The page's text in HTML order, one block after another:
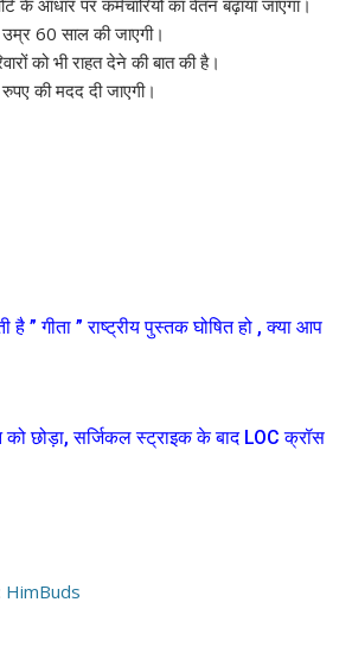
के आधार पर कर्मचारियों का वेतन बढ़ाया जाएगा।
उम्र 60 साल की जाएगी।
को भी राहत देने की बात की है।
की मदद दी जाएगी।
है ” गीता ” राष्ट्रीय पुस्तक घोषित हो , क्या आप
को छोड़ा, सर्जिकल स्ट्राइक के बाद LOC क्रॉस
HimBuds